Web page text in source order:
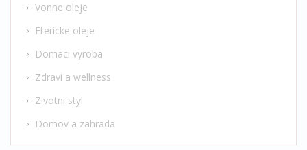
Vonne oleje
Etericke oleje
Domaci vyroba
Zdravi a wellness
Zivotni styl
Domov a zahrada